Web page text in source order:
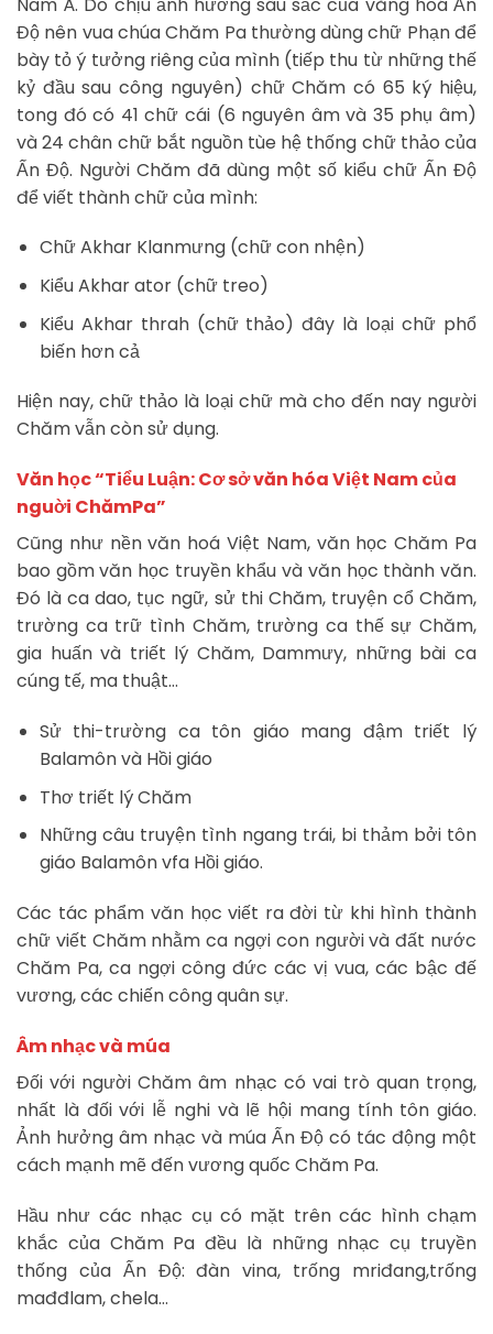
Độ nên vua chúa Chăm Pa thường dùng chữ Phạn để
bày tỏ ý tưởng riêng của mình (tiếp thu từ những thế
kỷ đầu sau công nguyên) chữ Chăm có 65 ký hiệu,
tong đó có 41 chữ cái (6 nguyên âm và 35 phụ âm)
và 24 chân chữ bắt nguồn tùe hệ thống chữ thảo của
Ấn Độ. Người Chăm đã dùng một số kiểu chữ Ấn Độ
để viết thành chữ của mình:
Chữ Akhar Klanmưng (chữ con nhện)
Kiểu Akhar ator (chữ treo)
Kiểu Akhar thrah (chữ thảo) đây là loại chữ phổ
biến hơn cả
Hiện nay, chữ thảo là loại chữ mà cho đến nay người
Chăm vẫn còn sử dụng.
Văn học “Tiểu Luận: Cơ sở văn hóa Việt Nam của
nguời ChămPa”
Cũng như nền văn hoá Việt Nam, văn học Chăm Pa
bao gồm văn học truyền khẩu và văn học thành văn.
Đó là ca dao, tục ngữ, sử thi Chăm, truyện cổ Chăm,
trường ca trữ tình Chăm, trường ca thế sự Chăm,
gia huấn và triết lý Chăm, Dammưy, những bài ca
cúng tế, ma thuật…
Sử thi-trường ca tôn giáo mang đậm triết lý
Balamôn và Hồi giáo
Thơ triết lý Chăm
Những câu truyện tình ngang trái, bi thảm bởi tôn
giáo Balamôn vfa Hồi giáo.
Các tác phẩm văn học viết ra đời từ khi hình thành
chữ viết Chăm nhằm ca ngợi con người và đất nước
Chăm Pa, ca ngợi công đức các vị vua, các bậc đế
vương, các chiến công quân sự.
Âm nhạc và múa
Đối với người Chăm âm nhạc có vai trò quan trọng,
nhất là đối với lễ nghi và lẽ hội mang tính tôn giáo.
Ảnh hưởng âm nhạc và múa Ấn Độ có tác động một
cách mạnh mẽ đến vương quốc Chăm Pa.
Hầu như các nhạc cụ có mặt trên các hình chạm
khắc của Chăm Pa đều là những nhạc cụ truyền
thống của Ấn Độ: đàn vina, trống mriđang,trống
mađđlam, chela…